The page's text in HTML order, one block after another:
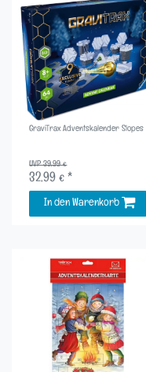
GraviTrax Adventskalender Slopes
UVP 39,99 €
32,99 € *
In den Warenkorb